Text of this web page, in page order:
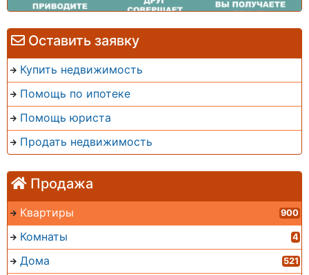
Оставить заявку
Купить недвижимость
Помощь по ипотеке
Помощь юриста
Продать недвижимость
Продажа
Квартиры 900
Комнаты 4
Дома 521